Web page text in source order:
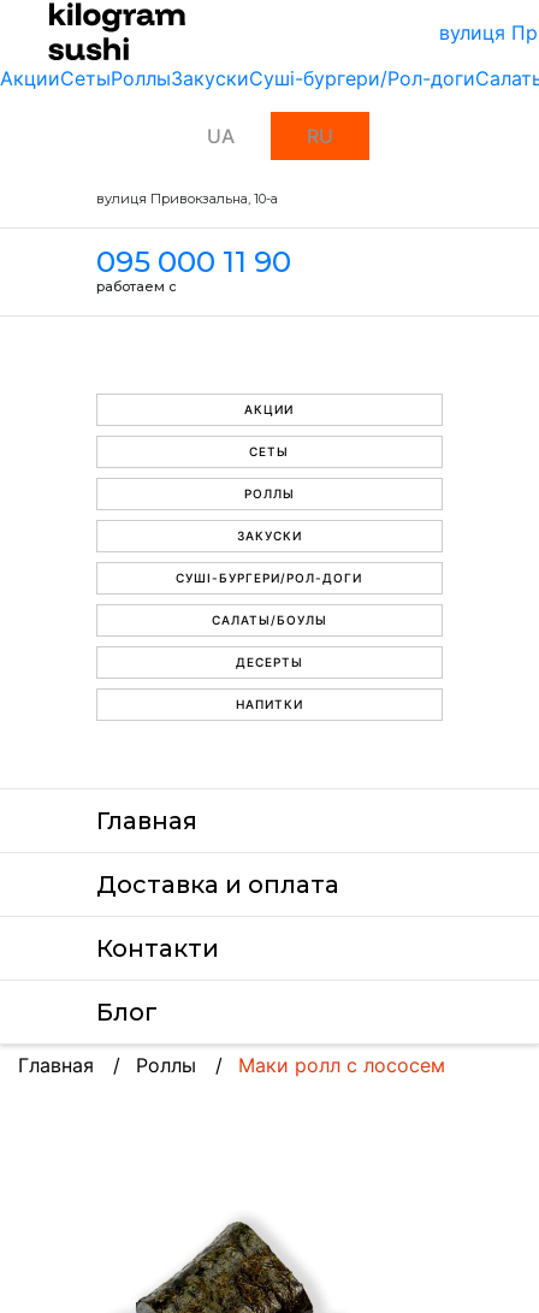
вулиця
АкцииСетыРоллыЗакускиСуші-бургери/Рол-доги
UA RU
вулиця Привокзальна, 10-a
095 000 11 90
работаем с
АКЦИИ
СЕТЫ
РОЛЛЫ
ЗАКУСКИ
СУШІ-БУРГЕРИ/РОЛ-ДОГИ
САЛАТЫ/БОУЛЫ
ДЕСЕРТЫ
НАПИТКИ
Главная
Доставка и оплата
Контакти
Блог
Главная Роллы Маки ролл с лососем